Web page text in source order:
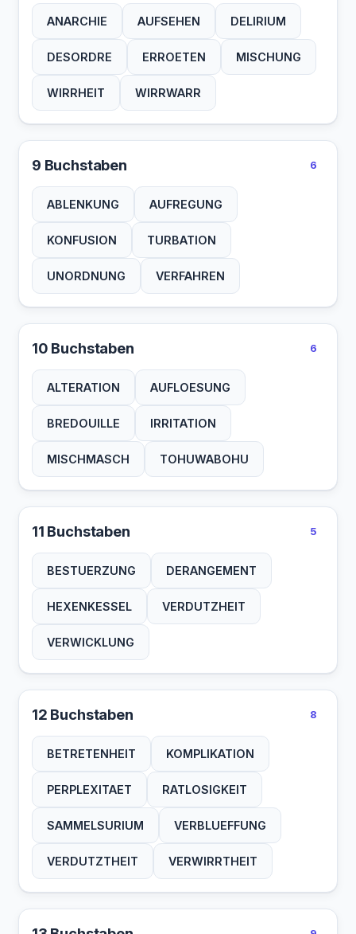
ANARCHIE AUFSEHEN DELIRIUM
DESORDRE ERROETEN MISCHUNG
WIRRHEIT WIRRWARR
9 Buchstaben 6
ABLENKUNG AUFREGUNG
KONFUSION TURBATION
UNORDNUNG VERFAHREN
10 Buchstaben 6
ALTERATION AUFLOESUNG
BREDOUILLE IRRITATION
MISCHMASCH TOHUWABOHU
11 Buchstaben 5
BESTUERZUNG DERANGEMENT
HEXENKESSEL VERDUTZHEIT
VERWICKLUNG
12 Buchstaben 8
BETRETENHEIT KOMPLIKATION
PERPLEXITAET RATLOSIGKEIT
SAMMELSURIUM VERBLUEFFUNG
VERDUTZTHEIT VERWIRRTHEIT